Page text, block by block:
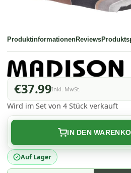
ProduktinformationenReviews
€37.99Inkl. MwSt.
Auf Lager
Wird im Set von 4 Stück verkauft
IN DEN